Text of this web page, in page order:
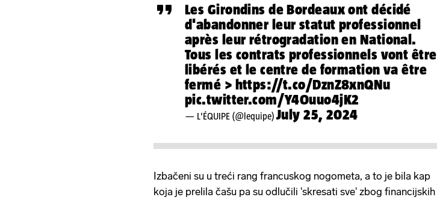
Les Girondins de Bordeaux ont décidé
d'abandonner leur statut professionnel
après leur rétrogradation en National.
Tous les contrats professionnels vont être
libérés et le centre de formation va être
fermé > https://t.co/DznZ8xnQNu
pic.twitter.com/Y4Ouuo4jK2
— L'ÉQUIPE (@lequipe) July 25, 2024
Izbačeni su u treći rang francuskog nogometa, a to je bila kap
koja je prelila čašu pa su odlučili 'skresati sve' zbog financijskih